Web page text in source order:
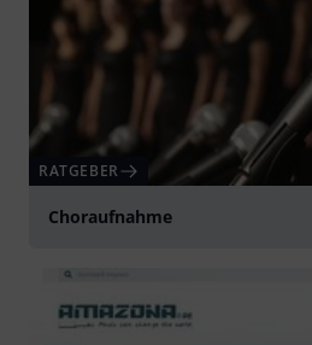
RATGEBER
Choraufnahme